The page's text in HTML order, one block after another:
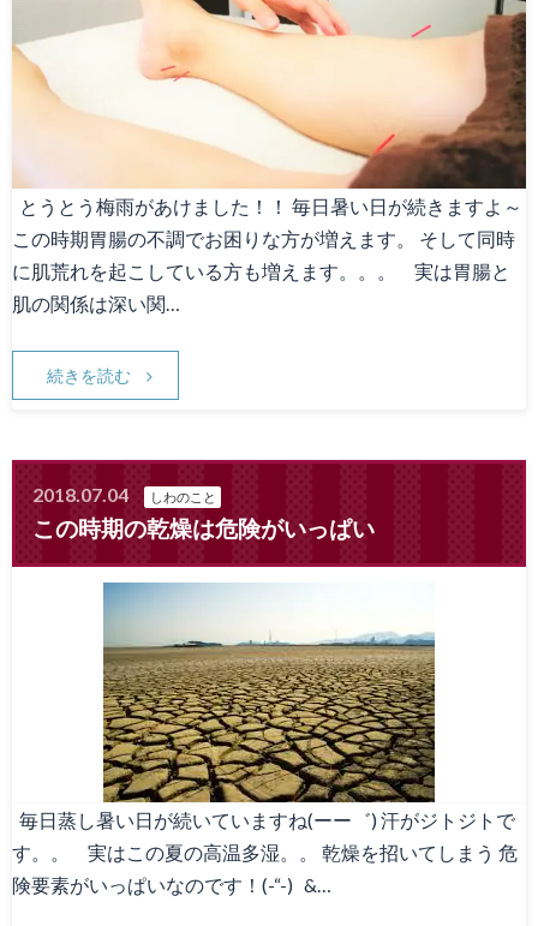
とうとう梅雨があけました！！ 毎日暑い日が続きますよ～
この時期胃腸の不調でお困りな方が増えます。 そして同時
に肌荒れを起こしている方も増えます。。。 実は胃腸と
肌の関係は深い関…
続きを読む
2018.07.04 しわのこと
この時期の乾燥は危険がいっぱい
毎日蒸し暑い日が続いていますね(ーー゛) 汗がジトジトで
す。。 実はこの夏の高温多湿。。 乾燥を招いてしまう 危
険要素がいっぱいなのです！(-“-) &…